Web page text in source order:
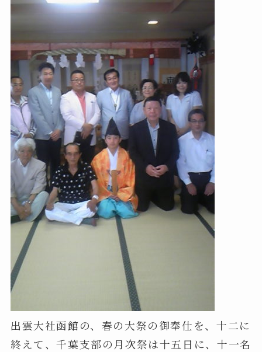
出雲大社函館の、春の大祭の御奉仕を、十二に
終えて、千葉支部の月次祭は十五日に、十一名